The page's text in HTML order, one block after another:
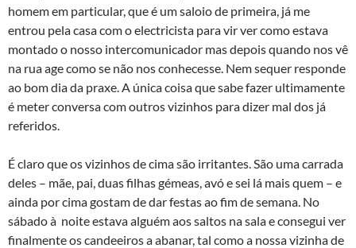
homem em particular, que é um saloio de primeira, já me
entrou pela casa com o electricista para vir ver como estava
montado o nosso intercomunicador mas depois quando nos vê
na rua age como se não nos conhecesse. Nem sequer responde
ao bom dia da praxe. A única coisa que sabe fazer ultimamente
é meter conversa com outros vizinhos para dizer mal dos já
referidos.
É claro que os vizinhos de cima são irritantes. São uma carrada
deles – mãe, pai, duas filhas gémeas, avó e sei lá mais quem – e
ainda por cima gostam de dar festas ao fim de semana. No
sábado à noite estava alguém aos saltos na sala e consegui ver
finalmente os candeeiros a abanar, tal como a nossa vizinha de